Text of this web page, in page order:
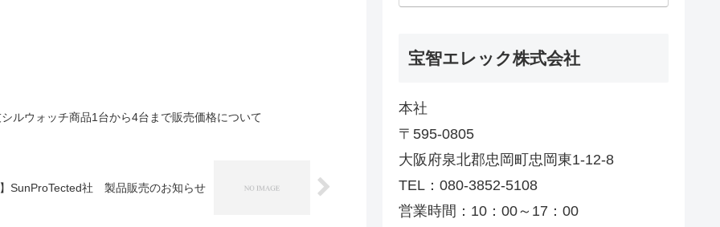
ルウォッチ商品1台から4台まで販売価格について
SunProTected社 製品販売のお知らせ
宝智エレック株式会社
本社
〒595-0805
大阪府泉北郡忠岡町忠岡東1-12-8
TEL：080-3852-5108
営業時間：10：00～17：00